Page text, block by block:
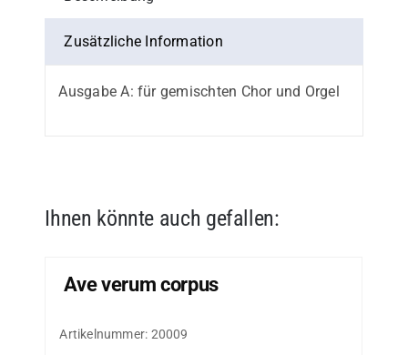
Zusätzliche Information
Ausgabe A: für gemischten Chor und Orgel
Ihnen könnte auch gefallen:
Ave verum corpus
Artikelnummer: 20009